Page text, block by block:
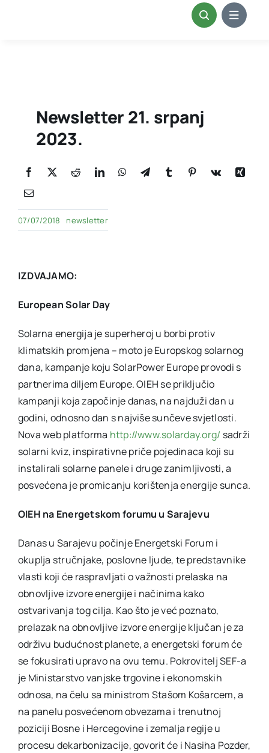
Newsletter 21. srpanj
2023.
07/07/2018 newsletter
IZDVAJAMO:
European Solar Day
Solarna energija je superheroj u borbi protiv
klimatskih promjena – moto je Europskog solarnog
dana, kampanje koju SolarPower Europe provodi s
partnerima diljem Europe. OIEH se priključio
kampanji koja započinje danas, na najduži dan u
godini, odnosno dan s najviše sunčeve svjetlosti.
Nova web platforma http://www.solarday.org/ sadrži
solarni kviz, inspirativne priče pojedinaca koji su
instalirali solarne panele i druge zanimljivosti, a
posvećena je promicanju korištenja energije sunca.
OIEH na Energetskom forumu u Sarajevu
Danas u Sarajevu počinje Energetski Forum i
okuplja stručnjake, poslovne ljude, te predstavnike
vlasti koji će raspravljati o važnosti prelaska na
obnovljive izvore energije i načinima kako
ostvarivanja tog cilja. Kao što je već poznato,
prelazak na obnovljive izvore energije ključan je za
održivu budućnost planete, a energetski forum će
se fokusirati upravo na ovu temu. Pokrovitelj SEF-a
je Ministarstvo vanjske trgovine i ekonomskih
odnosa, na čelu sa ministrom Stašom Košarcem, a
na panelu posvećenom obvezama i trenutnoj
poziciji Bosne i Hercegovine i zemalja regije u
procesu dekarbonizacije, govorit će i Nasiha Pozder,